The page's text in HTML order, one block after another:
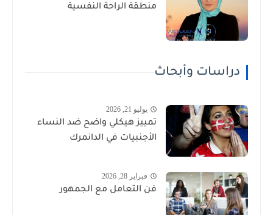
منطقة الراحة النفسية
دراسات وأبحاث
يوليو 21, 2026
تمييز هيكلي واضح ضد النساء
الأجنبيات في الدانمرك
فبراير 28, 2026
فن التعامل مع الجمهور